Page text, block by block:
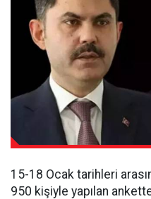
15-18 Ocak tarihleri
950 kişiyle yapılan